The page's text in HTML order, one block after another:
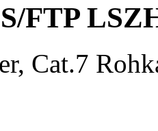
FTP
Cat.7